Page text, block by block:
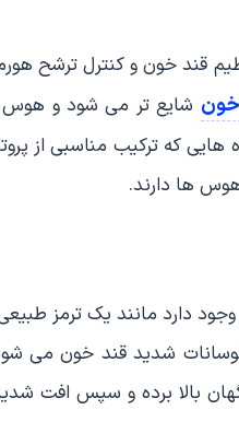
قند خون و کنترل ترشح
شایع تر می شود و هوس
که ترکیب مناسبی از
ها دارند.
دارد مانند یک ترمز
شدید قند خون می
بالا برده و سپس افت